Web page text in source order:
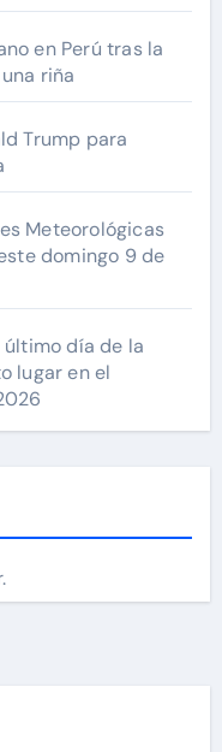
en Perú tras la
riña
Trump para
Meteorológicas
domingo 9 de
último día de la
lugar en el